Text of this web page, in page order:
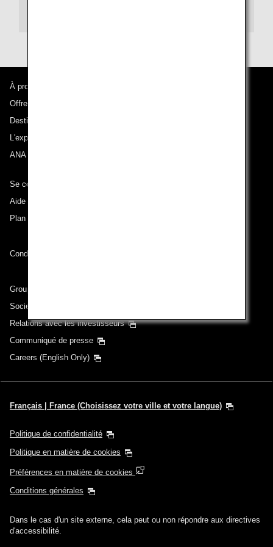
À propos d'ANA
Offres et annonces
Destinations desservies
L'expérience ANA
ANA Mileage Club
Se connecter à ANA
Aide technique (Accessibilité)
Plan du site
Conditions de transport
Groupe ANA
Sociétés du groupe
Relations avec les investisseurs
Communiqué de presse
Careers (English Only)
Français | France (Choisissez votre ville et votre langue)
Politique de confidentialité
Politique en matière de cookies
Préférences en matière de cookies
Conditions générales
Dans le cas d'un site externe, cela peut ou non répondre aux directives
d'accessibilité.